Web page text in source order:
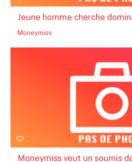
Jeune homme cherche
Moneymiss
Moneymiss veut un soumis